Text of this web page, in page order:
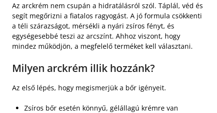
Az arckrém nem csupán a hidratálásról szól. Táplál, véd és
segít megőrizni a fiatalos ragyogást. A jó formula csökkenti
a téli szárazságot, mérsékli a nyári zsíros fényt, és
egységesebbé teszi az arcszínt. Ahhoz viszont, hogy
mindez működjön, a megfelelő terméket kell választani.
Milyen arckrém illik hozzánk?
Az első lépés, hogy megismerjük a bőr igényeit.
Zsíros bőr esetén könnyű, gélállagú krémre van